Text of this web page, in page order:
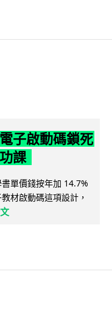
子啟動碼鎖死
課
單價錢按年加 14.7%
材啟動碼這項設計，